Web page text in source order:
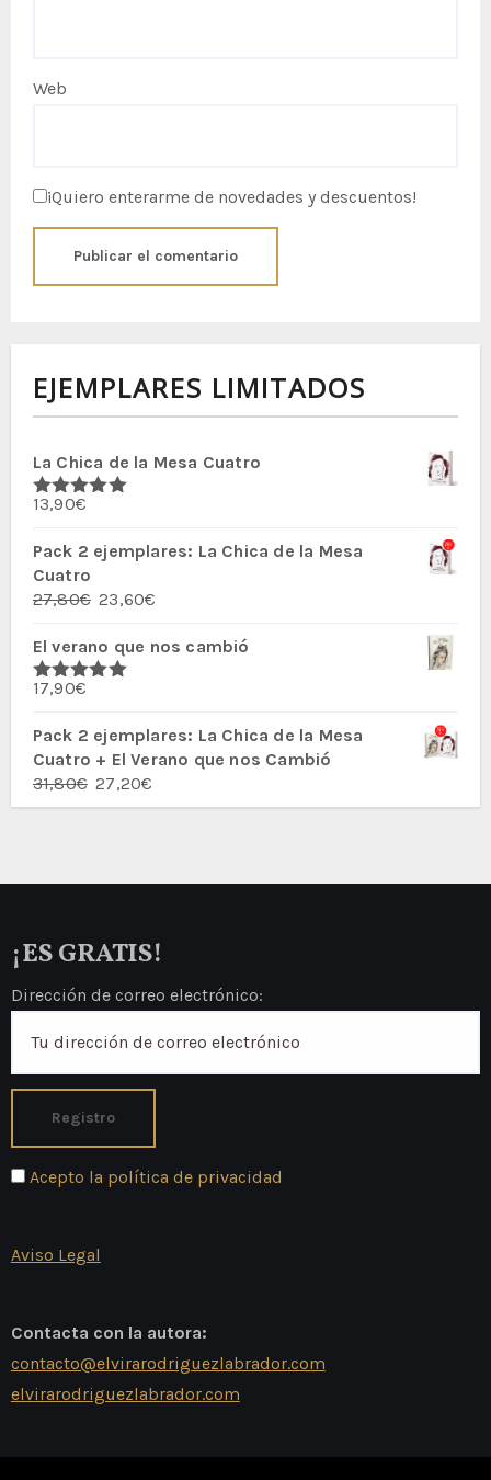
Web
¡Quiero enterarme de novedades y descuentos!
EJEMPLARES LIMITADOS
La Chica de la Mesa Cuatro
Valorado
5
13,90€
Pack 2 ejemplares: La Chica de la Mesa
Cuatro
27,80€ El
original
era:
23,60€
actual
El verano que nos cambió
Valorado
5
17,90€
Pack 2 ejemplares: La Chica de la Mesa
Cuatro + El Verano que nos Cambió
31,80€ El
precio
31,80€.
27,20€
precio
27,20€.
¡ES GRATIS!
Dirección de correo electrónico:
Acepto la política de privacidad
Aviso Legal
Contacta con la autora:
contacto@elvirarodriguezlabrador.com
elvirarodriguezlabrador.com